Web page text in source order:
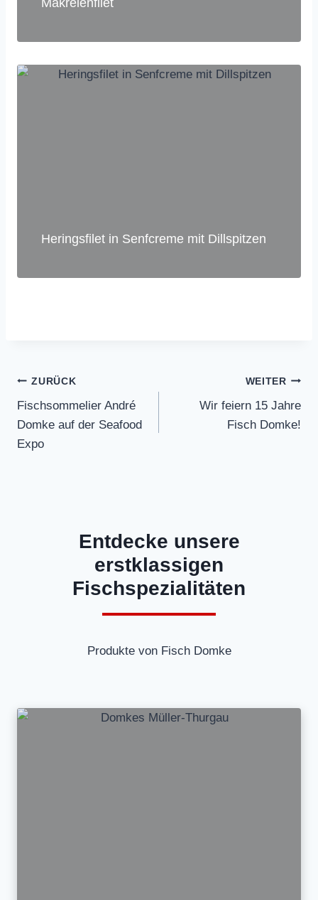
Makrelenfilet
Heringsfilet in Senfcreme mit Dillspitzen
Beitragsnavigation
ZURÜCK
Fischsommelier André
Domke auf der Seafood
Expo
WEITER
Wir feiern 15 Jahre
Fisch Domke!
Entdecke unsere
erstklassigen
Fischspezialitäten
Produkte von Fisch Domke